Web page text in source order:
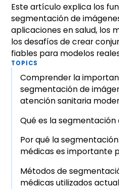
Este artículo explica los
segmentación de
aplicaciones en salud, los
los desafíos de crear
fiables para modelos
TOPICS
Comprender la
segmentación de
atención sanitaria
Qué es la
Por qué la
médicas es importante
Métodos de
médicas utilizados